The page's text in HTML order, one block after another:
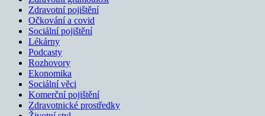
Zdravotní pojištění
Očkování a covid
Sociální pojištění
Lékárny
Podcasty
Rozhovory
Ekonomika
Sociální věci
Komerční pojištění
Zdravotnické prostředky